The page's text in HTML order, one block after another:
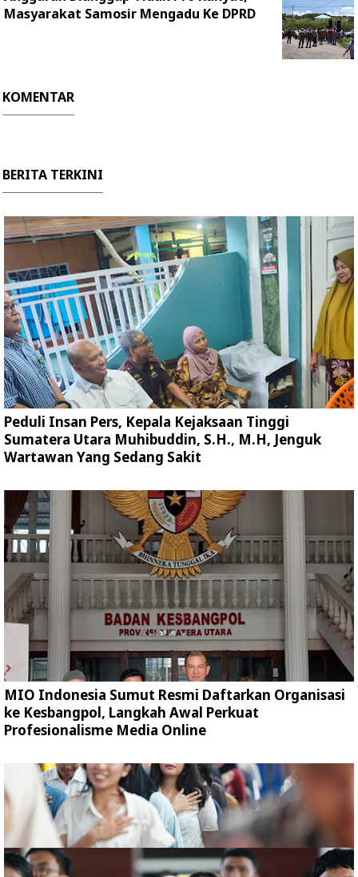
Masyarakat Samosir Mengadu Ke DPRD
KOMENTAR
BERITA TERKINI
Peduli Insan Pers, Kepala Kejaksaan Tinggi
Sumatera Utara Muhibuddin, S.H., M.H, Jenguk
Wartawan Yang Sedang Sakit
MIO Indonesia Sumut Resmi Daftarkan Organisasi
ke Kesbangpol, Langkah Awal Perkuat
Profesionalisme Media Online